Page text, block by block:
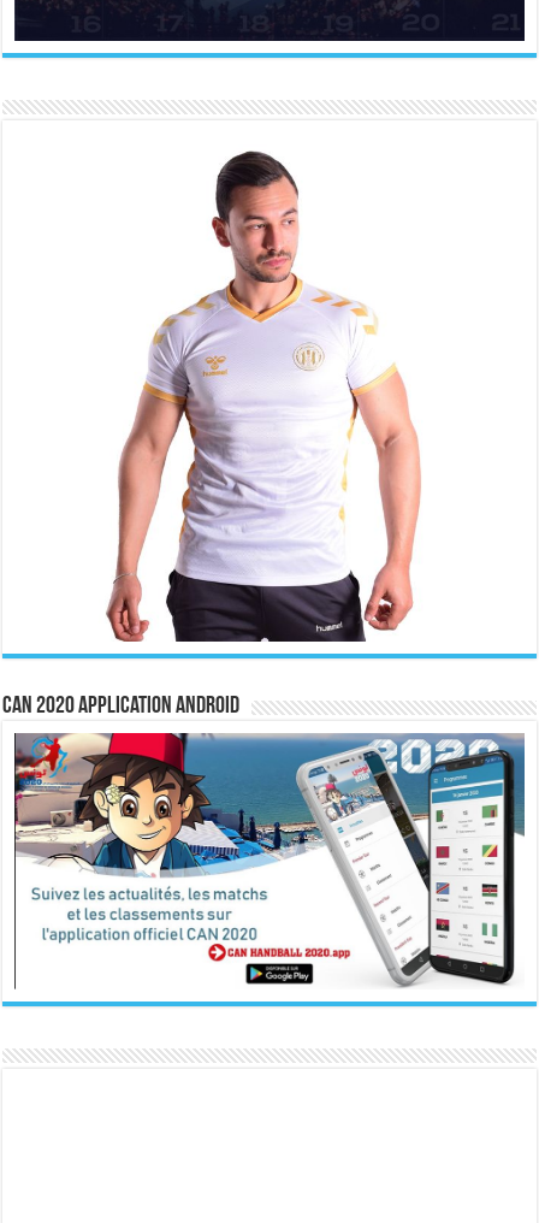
CAN 2020 Application Android